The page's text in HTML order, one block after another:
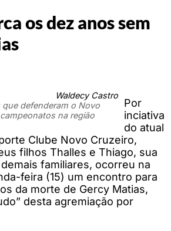
os dez anos sem
Waldecy Castro
defenderam o Novo
na região
Por
inciativa
do atual
Clube Novo Cruzeiro,
filhos Thalles e Thiago, sua
familiares, ocorreu na
feira (15) um encontro para
da morte de Gercy Matias,
desta agremiação por